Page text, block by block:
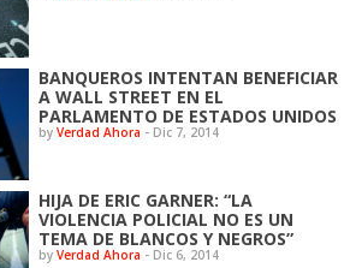
BANQUEROS INTENTAN BENEFICIAR
A WALL STREET EN EL
PARLAMENTO DE ESTADOS UNIDOS
byVerdad Ahora - Dic 7, 2014
HIJA DE ERIC GARNER: “LA
VIOLENCIA POLICIAL NO ES UN
TEMA DE BLANCOS Y NEGROS”
byVerdad Ahora - Dic 6, 2014